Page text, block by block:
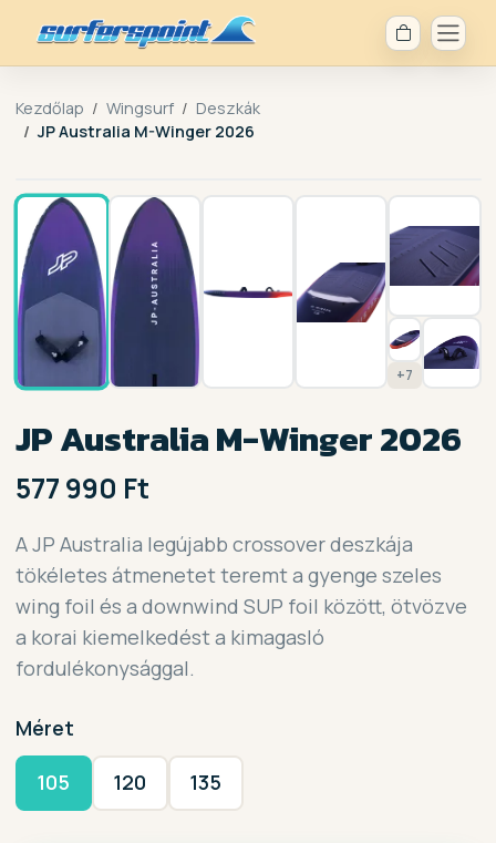
Kezdőlap Wingsurf
Deszkák
JP Australia M-Winger 2026
+7
JP Australia M-Winger 2026
577 990 Ft
A JP Australia legújabb crossover deszkája
tökéletes átmenetet teremt a gyenge szeles
wing foil és a downwind SUP foil között, ötvözve
a korai kiemelkedést a kimagasló
fordulékonysággal.
Méret
105 120 135